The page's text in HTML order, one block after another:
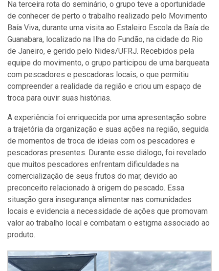
Na terceira rota do seminário, o grupo teve a oportunidade
de conhecer de perto o trabalho realizado pelo Movimento
Baía Viva, durante uma visita ao Estaleiro Escola da Baía de
Guanabara, localizado na Ilha do Fundão, na cidade do Rio
de Janeiro, e gerido pelo Nides/UFRJ. Recebidos pela
equipe do movimento, o grupo participou de uma barqueata
com pescadores e pescadoras locais, o que permitiu
compreender a realidade da região e criou um espaço de
troca para ouvir suas histórias.
A experiência foi enriquecida por uma apresentação sobre
a trajetória da organização e suas ações na região, seguida
de momentos de troca de ideias com os pescadores e
pescadoras presentes. Durante esse diálogo, foi revelado
que muitos pescadores enfrentam dificuldades na
comercialização de seus frutos do mar, devido ao
preconceito relacionado à origem do pescado. Essa
situação gera insegurança alimentar nas comunidades
locais e evidencia a necessidade de ações que promovam
valor ao trabalho local e combatam o estigma associado ao
produto.